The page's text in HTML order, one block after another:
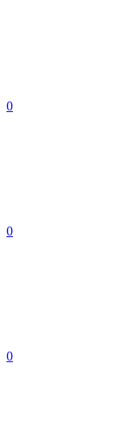
0
0
0